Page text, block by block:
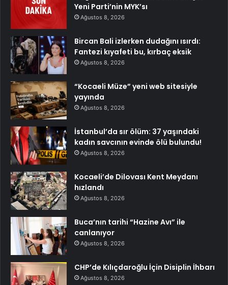
Yeni Parti’nin MYK’sı
Ağustos 8, 2026
Bircan Bali izlerken dudağını ısırdı:
Fantezi kıyafeti bu, kırbaç eksik
Ağustos 8, 2026
“Kocaeli Müze” yeni web sitesiyle
yayında
Ağustos 8, 2026
İstanbul’da sır ölüm: 37 yaşındaki
kadın savcının evinde ölü bulundu!
Ağustos 8, 2026
Kocaeli’de Dilovası Kent Meydanı
hızlandı
Ağustos 8, 2026
Buca’nın tarihi “Hazine Avı” ile
canlanıyor
Ağustos 8, 2026
CHP’de Kılıçdaroğlu İçin Disiplin İhbarı
Ağustos 8, 2026